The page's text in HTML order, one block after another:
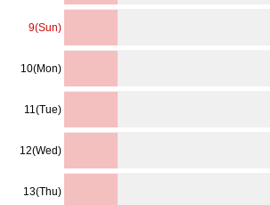
9(Sun)
10(Mon)
11(Tue)
12(Wed)
13(Thu)